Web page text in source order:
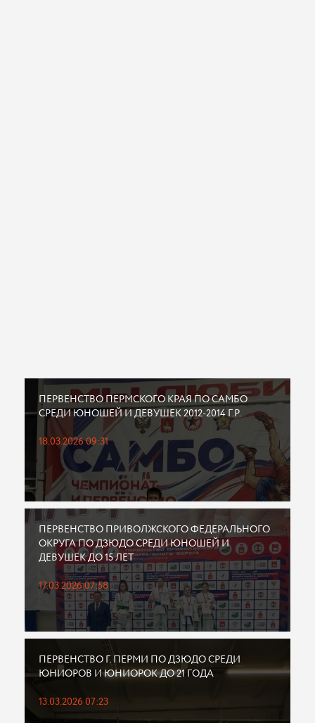
ПЕРВЕНСТВО ПЕРМСКОГО КРАЯ ПО САМБО
СРЕДИ ЮНОШЕЙ И ДЕВУШЕК 2012-2014 Г.Р.
18.03.2026 09:31
ПЕРВЕНСТВО ПРИВОЛЖСКОГО ФЕДЕРАЛЬНОГО
ОКРУГА ПО ДЗЮДО СРЕДИ ЮНОШЕЙ И
ДЕВУШЕК ДО 15 ЛЕТ
17.03.2026 07:58
ПЕРВЕНСТВО Г. ПЕРМИ ПО ДЗЮДО СРЕДИ
ЮНИОРОВ И ЮНИОРОК ДО 21 ГОДА
13.03.2026 07:23